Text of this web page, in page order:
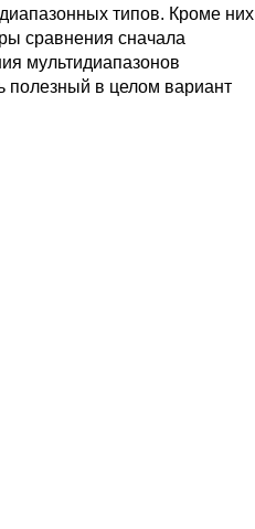
типов. Кроме них
сравнения сначала
мультидиапазонов
полезный в целом вариант